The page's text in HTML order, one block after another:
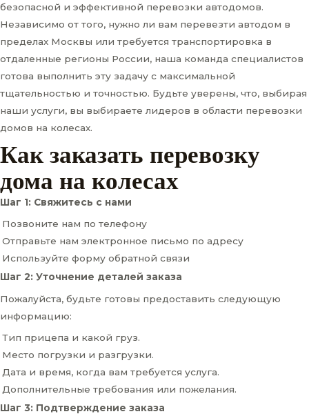
безопасной и эффективной перевозки автодомов.
Независимо от того, нужно ли вам перевезти автодом в
пределах Москвы или требуется транспортировка в
отдаленные регионы России, наша команда специалистов
готова выполнить эту задачу с максимальной
тщательностью и точностью. Будьте уверены, что, выбирая
наши услуги, вы выбираете лидеров в области перевозки
домов на колесах.
Как заказать перевозку
дома на колесах
Шаг 1: Свяжитесь с нами
Позвоните нам по телефону
Отправьте нам электронное письмо по адресу
Используйте форму обратной связи
Шаг 2: Уточнение деталей заказа
Пожалуйста, будьте готовы предоставить следующую
информацию:
Тип прицепа и какой груз.
Место погрузки и разгрузки.
Дата и время, когда вам требуется услуга.
Дополнительные требования или пожелания.
Шаг 3: Подтверждение заказа